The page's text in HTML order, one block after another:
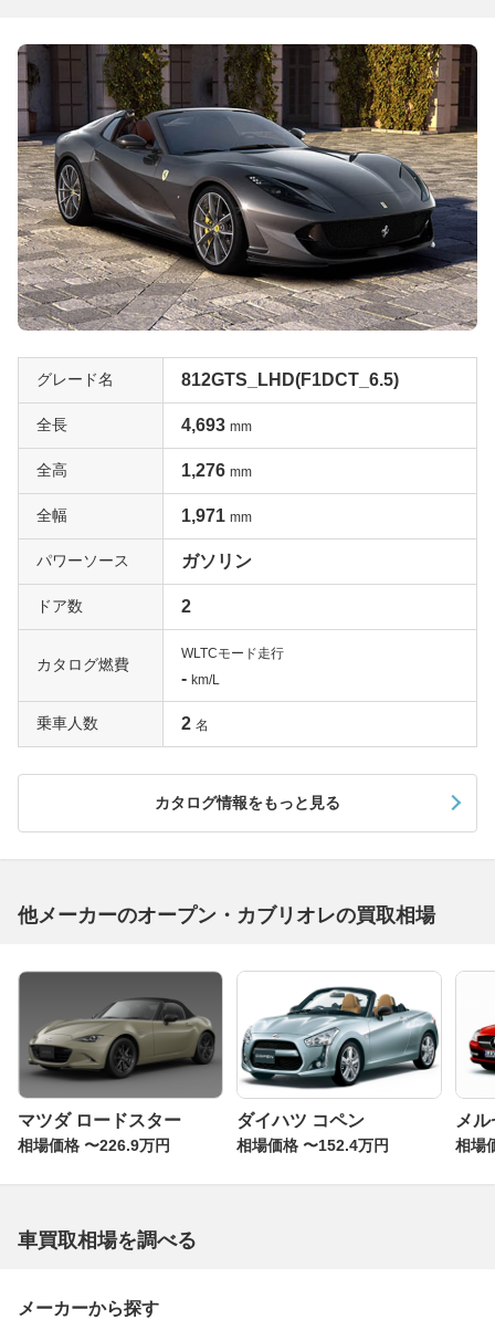
グレード名 812GTS_LHD(F1DCT_6.5)
全長 4,693 mm
全高 1,276 mm
全幅 1,971 mm
パワーソース ガソリン
ドア数 2
カタログ燃費
WLTCモード走行
- km/L
乗車人数 2 名
カタログ情報をもっと見る
他メーカーのオープン・カブリオレの買取相場
マツダ ロードスター
相場価格 〜226.9万円
ダイハツ コペン
相場価格 〜152.4万円
メ
相場
車買取相場を調べる
メーカーから探す